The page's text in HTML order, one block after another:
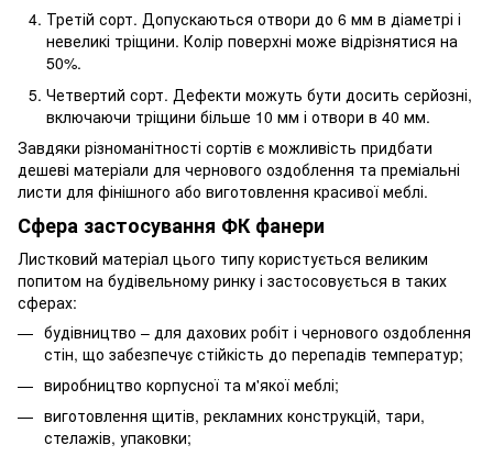
Третій сорт. Допускаються отвори до 6 мм в діаметрі і
невеликі тріщини. Колір поверхні може відрізнятися на
50%.
Четвертий сорт. Дефекти можуть бути досить серйозні,
включаючи тріщини більше 10 мм і отвори в 40 мм.
Завдяки різноманітності сортів є можливість придбати
дешеві матеріали для чернового оздоблення та преміальні
листи для фінішного або виготовлення красивої меблі.
Сфера застосування ФК фанери
Листковий матеріал цього типу користується великим
попитом на будівельному ринку і застосовується в таких
сферах:
будівництво – для дахових робіт і чернового оздоблення
стін, що забезпечує стійкість до перепадів температур;
виробництво корпусної та м'якої меблі;
виготовлення щитів, рекламних конструкцій, тари,
стелажів, упаковки;